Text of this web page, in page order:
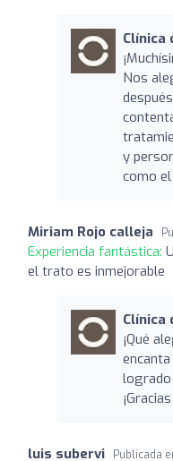
Clínica
Nos
y
como
Miriam Rojo calleja
Experiencia fantástica:
el trato es inmejorable
Clínica
¡Qué
luis subervi Publicada